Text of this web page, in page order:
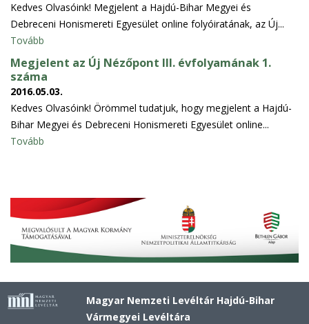
Kedves Olvasóink! Megjelent a Hajdú-Bihar Megyei és
Debreceni Honismereti Egyesület online folyóiratának, az Új...
Tovább
Megjelent az Új Nézőpont III. évfolyamának 1.
száma
2016.05.03.
Kedves Olvasóink! Örömmel tudatjuk, hogy megjelent a Hajdú-
Bihar Megyei és Debreceni Honismereti Egyesület online...
Tovább
Magyar Nemzeti Levéltár Hajdú-Bihar
Vármegyei Levéltára